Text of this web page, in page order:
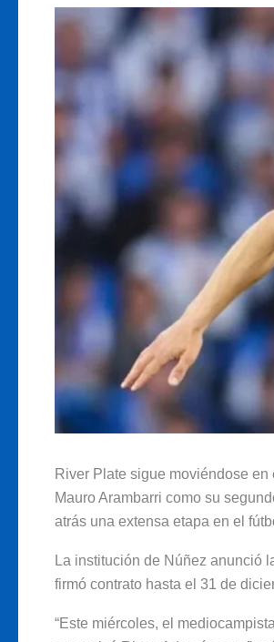
River Plate sigue moviéndose
Mauro Arambarri como su
atrás una extensa etapa en el
La institución de Núñez anunció
firmó contrato hasta el 31 de
“Este miércoles, el